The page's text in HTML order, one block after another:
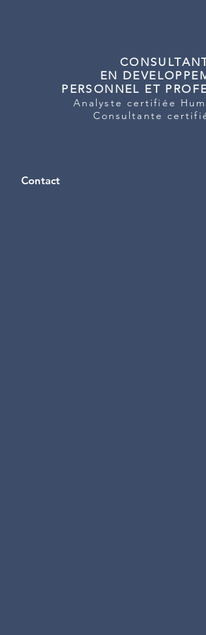
EN
PERSONNEL ET
Analyste certifiée
Consultante
Contact